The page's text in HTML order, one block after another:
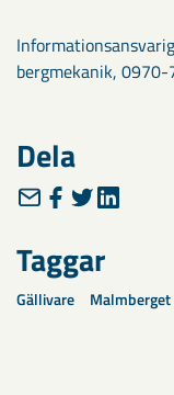
bergmekanik,
Dela
Taggar
Gällivare Malmberget